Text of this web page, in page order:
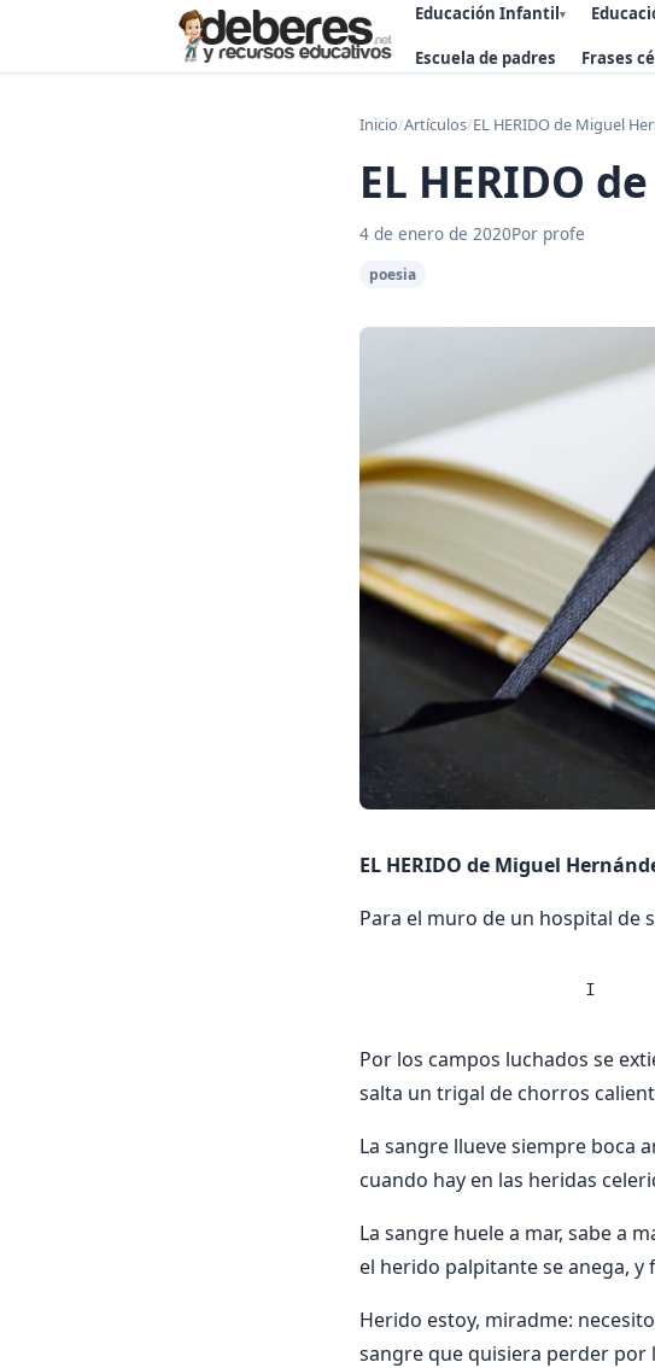
Educación Infantil▾
Escuela de padres Frases
Inicio/Artículos/EL HERIDO de Miguel
EL HERIDO
4 de enero de 2020Por profe
poesia
EL HERIDO de Miguel
Para el muro de un hospital de
                   I
Por los campos luchados se
salta un trigal de chorros
La sangre llueve siempre boca
cuando hay en las heridas
La sangre huele a mar, sabe a
el herido palpitante se anega, y
Herido estoy, miradme:
sangre que quisiera perder por